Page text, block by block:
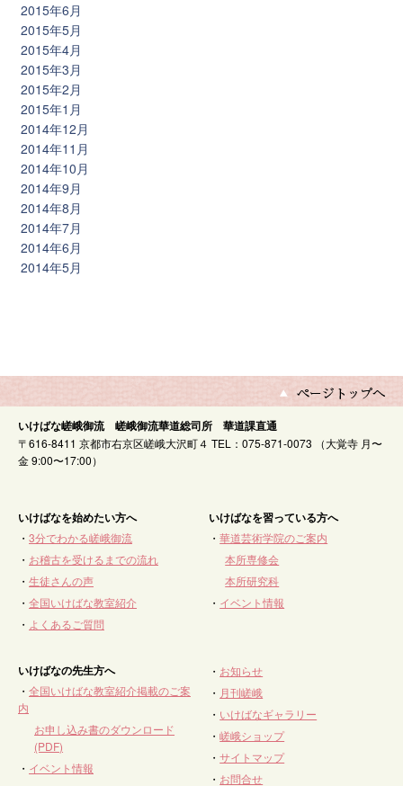
2015年6月
2015年5月
2015年4月
2015年3月
2015年2月
2015年1月
2014年12月
2014年11月
2014年10月
2014年9月
2014年8月
2014年7月
2014年6月
2014年5月
いけばな嵯峨御流 嵯峨御流華道総司所 華道課直通
〒616-8411 京都市右京区嵯峨大沢町４ TEL：075-871-0073 （大覚寺 月〜
金 9:00〜17:00）
いけばなを始めたい方へ
・ 3分でわかる嵯峨御流
・ お稽古を受けるまでの流れ
・ 生徒さんの声
・ 全国いけばな教室紹介
・ よくあるご質問
いけばなを習っている方へ
・華道芸術学院のご案内
本所専修会
本所研究科
・ イベント情報
いけばなの先生方へ
・ 全国いけばな教室紹介掲載のご案
内
お申し込み書のダウンロード
(PDF)
・ イベント情報
・ お知らせ
・ 月刊嵯峨
・ いけばなギャラリー
・嵯峨ショップ
・サイトマップ
・ お問合せ